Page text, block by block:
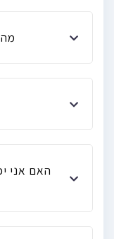
האם אני